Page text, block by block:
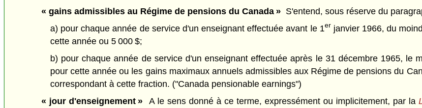
« gains admissibles au Régime de pensions du Canada » S'entend, sous réserve du
a) pour chaque année de service d'un enseignant effectuée avant le 1er janvier 1966, du
cette année ou 5 000 $;
b) pour chaque année de service d'un enseignant effectuée après le 31 décembre 1965, le
pour cette année ou les gains maximaux annuels admissibles aux Régime de pensions du
correspondant à cette fraction. ("Canada pensionable earnings")
« jour d'enseignement » A le sens donné à ce terme, expressément ou implicitement, par la